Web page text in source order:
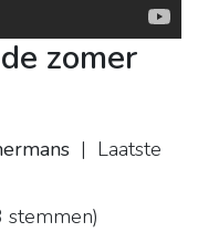
zomer
| Laatste
stemmen)